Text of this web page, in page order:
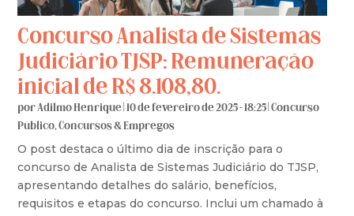
Concurso Analista de Sistemas
Judiciário TJSP: Remuneração
inicial de R$ 8.108,80.
porAdilmo Henrique 10 de fevereiro de 2025 - 18:25 |Concurso
Público,Concursos & Empregos
O post destaca o último dia de inscrição para o
concurso de Analista de Sistemas Judiciário do TJSP,
apresentando detalhes do salário, benefícios,
requisitos e etapas do concurso. Inclui um chamado à